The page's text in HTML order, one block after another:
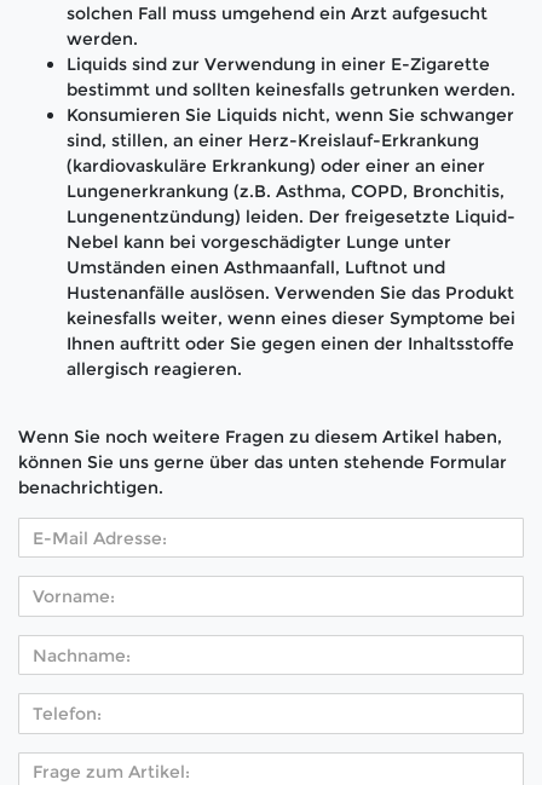
solchen Fall muss umgehend ein Arzt aufgesucht
werden.
Liquids sind zur Verwendung in einer E-Zigarette
bestimmt und sollten keinesfalls getrunken werden.
Konsumieren Sie Liquids nicht, wenn Sie schwanger
sind, stillen, an einer Herz-Kreislauf-Erkrankung
(kardiovaskuläre Erkrankung) oder einer an einer
Lungenerkrankung (z.B. Asthma, COPD, Bronchitis,
Lungenentzündung) leiden. Der freigesetzte Liquid-
Nebel kann bei vorgeschädigter Lunge unter
Umständen einen Asthmaanfall, Luftnot und
Hustenanfälle auslösen. Verwenden Sie das Produkt
keinesfalls weiter, wenn eines dieser Symptome bei
Ihnen auftritt oder Sie gegen einen der Inhaltsstoffe
allergisch reagieren.
Wenn Sie noch weitere Fragen zu diesem Artikel haben,
können Sie uns gerne über das unten stehende Formular
benachrichtigen.